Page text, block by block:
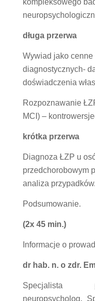
kompleksowego
długa przerwa
Wywiad jako cenne
diagnostycznych-
doświadczenia
Rozpoznawanie
MCI) – kontrowersje
krótka przerwa
Diagnoza ŁZP u
przedchorobowym
analiza przypadków.
Podsumowanie.
(2x 45 min.)
Informacje o
dr hab. n. o zdr.
Specjalista
neuropsycholog.